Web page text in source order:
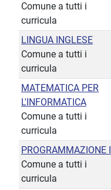
Comune a tutti i
curricula
LINGUA INGLESE
Comune a tutti i
curricula
MATEMATICA PER
L'INFORMATICA
Comune a tutti i
curricula
PROGRAMMAZIONE I
Comune a tutti i
curricula